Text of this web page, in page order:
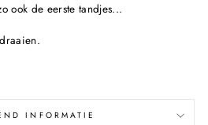
ook de eerste tandjes...
INFORMATIE